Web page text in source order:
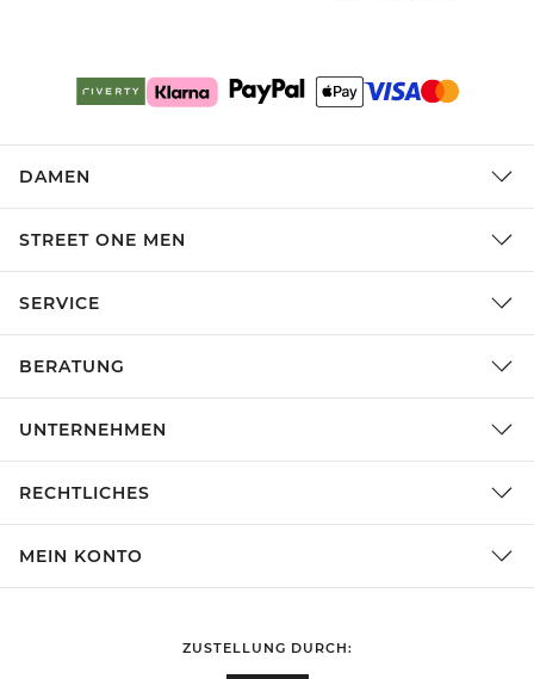
DAMEN
STREET ONE MEN
SERVICE
BERATUNG
UNTERNEHMEN
RECHTLICHES
MEIN KONTO
ZUSTELLUNG DURCH: